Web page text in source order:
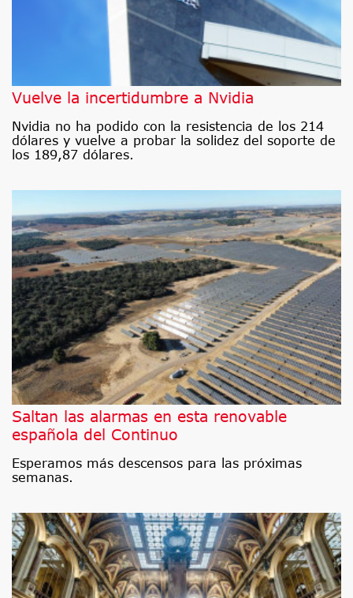
Vuelve la incertidumbre a Nvidia
Nvidia no ha podido con la resistencia de los 214
dólares y vuelve a probar la solidez del soporte de
los 189,87 dólares.
Saltan las alarmas en esta renovable
española del Continuo
Esperamos más descensos para las próximas
semanas.